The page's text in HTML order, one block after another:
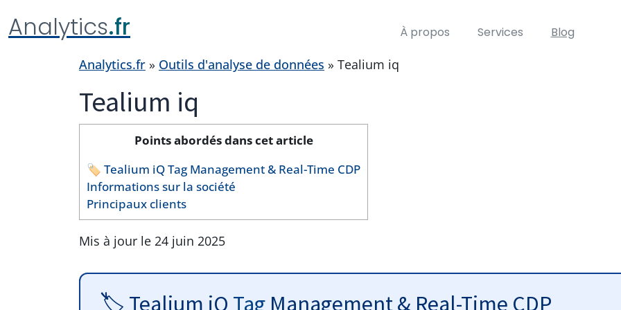
Analytics.fr À propos Services Blog
Analytics.fr » Outils d'analyse de données » Tealium iq
Tealium iq
Points abordés dans cet article
🏷️ Tealium iQ Tag Management & Real-Time CDP
Informations sur la société
Principaux clients
Mis à jour le 24 juin 2025
🏷️ Tealium iQ Tag Management & Real-Time CDP